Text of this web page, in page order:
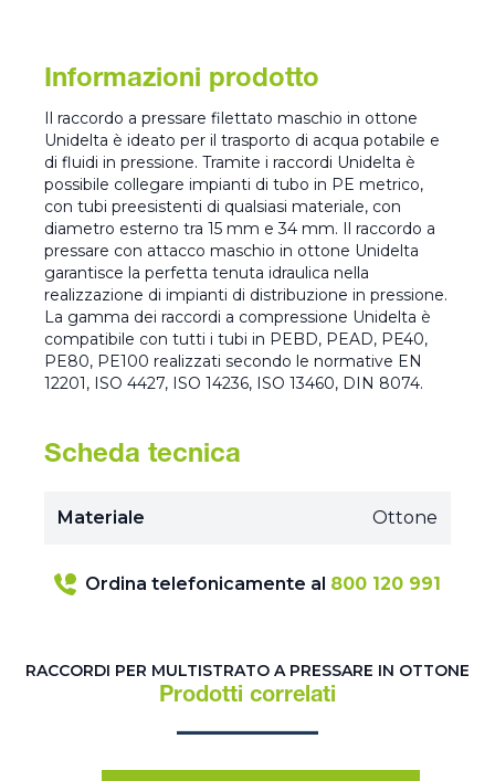
Informazioni prodotto
Il raccordo a pressare filettato maschio in ottone
Unidelta è ideato per il trasporto di acqua potabile e
di fluidi in pressione. Tramite i raccordi Unidelta è
possibile collegare impianti di tubo in PE metrico,
con tubi preesistenti di qualsiasi materiale, con
diametro esterno tra 15 mm e 34 mm. Il raccordo a
pressare con attacco maschio in ottone Unidelta
garantisce la perfetta tenuta idraulica nella
realizzazione di impianti di distribuzione in pressione.
La gamma dei raccordi a compressione Unidelta è
compatibile con tutti i tubi in PEBD, PEAD, PE40,
PE80, PE100 realizzati secondo le normative EN
12201, ISO 4427, ISO 14236, ISO 13460, DIN 8074.
Scheda tecnica
Materiale Ottone
Ordina telefonicamente al 800 120 991
RACCORDI PER MULTISTRATO A PRESSARE IN OTTONE
Prodotti correlati